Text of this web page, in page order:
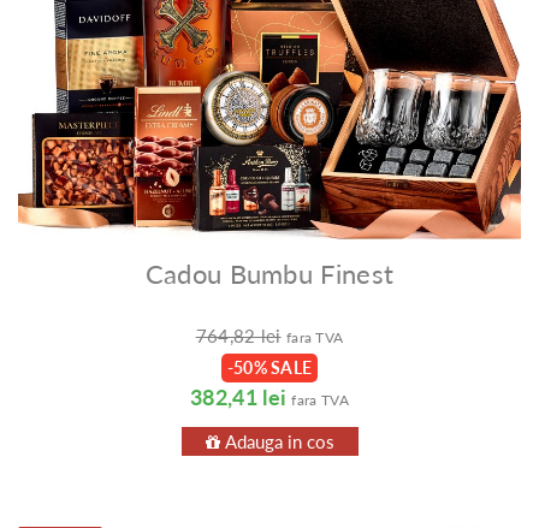
Cadou Bumbu Finest
764,82 lei fara TVA
-50% SALE
382,41 lei fara TVA
Adauga in cos